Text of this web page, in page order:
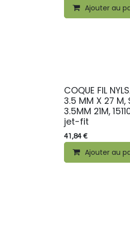
Ajouter au
COQUE FIL
3.5 MM X 27 M,
3.5MM 21M,
jet-fit
41,84 €
Ajouter au